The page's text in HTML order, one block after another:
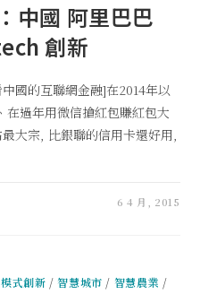
中國 阿里巴巴
創新
國的互聯網金融]在2014年以
過年用微信搶紅包賺紅包大
大宗, 比銀聯的信用卡還好用,
6 4 月, 2015
式創新 /智慧城市 / 智慧農業 /